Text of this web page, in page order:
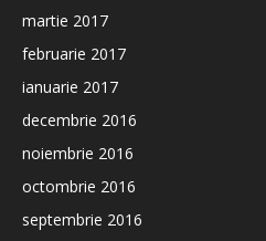
martie 2017
februarie 2017
ianuarie 2017
decembrie 2016
noiembrie 2016
octombrie 2016
septembrie 2016